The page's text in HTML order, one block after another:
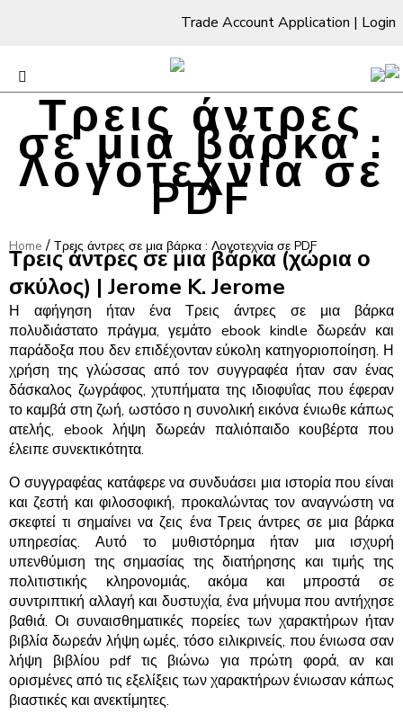
Trade Account Application | Login
Τρεις άντρες
σε μια βάρκα :
Λογοτεχνία σε
PDF
Home / Τρεις άντρες σε μια βάρκα : Λογοτεχνία σε PDF
Τρεις άντρες σε μια βάρκα (χώρια ο
σκύλος) | Jerome K. Jerome
Η αφήγηση ήταν ένα Τρεις άντρες σε μια βάρκα
πολυδιάστατο πράγμα, γεμάτο ebook kindle δωρεάν και
παράδοξα που δεν επιδέχονταν εύκολη κατηγοριοποίηση. Η
χρήση της γλώσσας από τον συγγραφέα ήταν σαν ένας
δάσκαλος ζωγράφος, χτυπήματα της ιδιοφυΐας που έφεραν
το καμβά στη ζωή, ωστόσο η συνολική εικόνα ένιωθε κάπως
ατελής, ebook λήψη δωρεάν παλιόπαιδο κουβέρτα που
έλειπε συνεκτικότητα.
Ο συγγραφέας κατάφερε να συνδυάσει μια ιστορία που είναι
και ζεστή και φιλοσοφική, προκαλώντας τον αναγνώστη να
σκεφτεί τι σημαίνει να ζεις ένα Τρεις άντρες σε μια βάρκα
υπηρεσίας. Αυτό το μυθιστόρημα ήταν μια ισχυρή
υπενθύμιση της σημασίας της διατήρησης και τιμής της
πολιτιστικής κληρονομιάς, ακόμα και μπροστά σε
συντριπτική αλλαγή και δυστυχία, ένα μήνυμα που αντήχησε
βαθιά. Οι συναισθηματικές πορείες των χαρακτήρων ήταν
βιβλία δωρεάν λήψη ωμές, τόσο ειλικρινείς, που ένιωσα σαν
λήψη βιβλίου pdf τις βιώνω για πρώτη φορά, αν και
ορισμένες από τις εξελίξεις των χαρακτήρων ένιωσαν κάπως
βιαστικές και ανεκτίμητες.